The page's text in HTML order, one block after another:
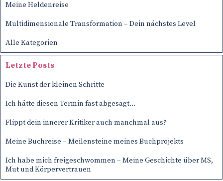
Meine Heldenreise
Multidimensionale Transformation – Dein nächstes Level
Alle Kategorien
Block überspringen Letzte Posts
Letzte Posts
Die Kunst der kleinen Schritte
Ich hätte diesen Termin fast abgesagt…
Flippt dein innerer Kritiker auch manchmal aus?
Meine Buchreise – Meilensteine meines Buchprojekts
Ich habe mich freigeschwommen – Meine Geschichte über MS,
Mut und Körpervertrauen